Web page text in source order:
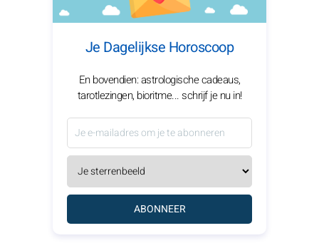
Je Dagelijkse Horoscoop
En bovendien: astrologische cadeaus,
tarotlezingen, bioritme... schrijf je nu in!
ABONNEER